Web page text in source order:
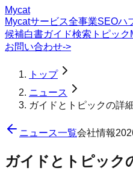
Mycat
Mycatサービス全事業SEOハ
候補白書ガイド検索トピック
お問い合わせ->
トップ
ニュース
ガイドとトピックの詳
ニュース一覧会社情報
ガイドとトピック